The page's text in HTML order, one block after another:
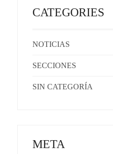
CATEGORIES
NOTICIAS
SECCIONES
SIN CATEGORÍA
META